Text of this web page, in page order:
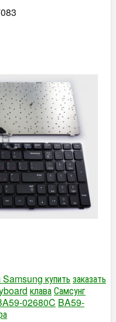
Samsung купить заказать
клаваСамсунг
02680C BA59-